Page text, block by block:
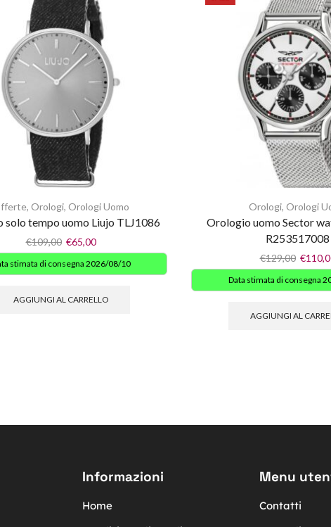
, Orologi, Orologi Uomo
solo tempo uomo Liujo TLJ1086
€109,00 €65,00
stimata di consegna 2026/08/10
AGGIUNGI AL CARRELLO
Orologi, Orologi
Orologio uomo Sector
R253517008
€129,00 €
Data stimata di consegna
AGGIUNGI AL
Informazioni
Home
Menu
Contatti